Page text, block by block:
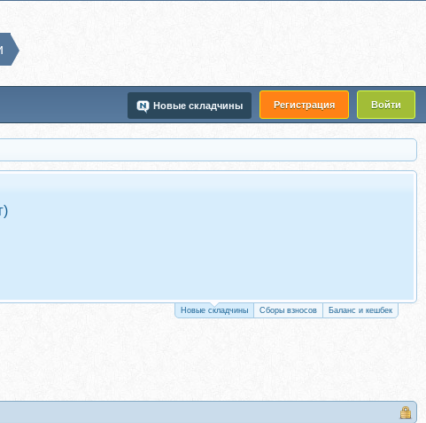
Регистрация Войти
Новые складчины
Новые складчины Сборы взносов Баланс и кешбек